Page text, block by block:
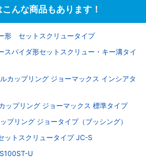
んな商品もあります！
形 セットスクリュータイプ
パイダ形セットスクリュー・キー溝タイ
カップリング ジョーマックス インシアタ
ップリング ジョーマックス 標準タイプ
プリング ジョータイプ（ブッシング）
ットスクリュータイプ JC-S
U